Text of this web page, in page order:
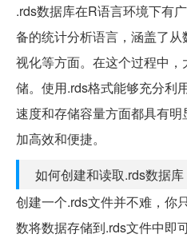
.rds数据库在R语言环境下有
备的统计分析语言，涵盖了
视化等方面。在这个过程中
储。使用.rds格式能够充分利
速度和存储容量方面都具有
加高效和便捷。
如何创建和读取.rds数据库
创建一个.rds文件并不难，你
数将数据存储到.rds文件中即